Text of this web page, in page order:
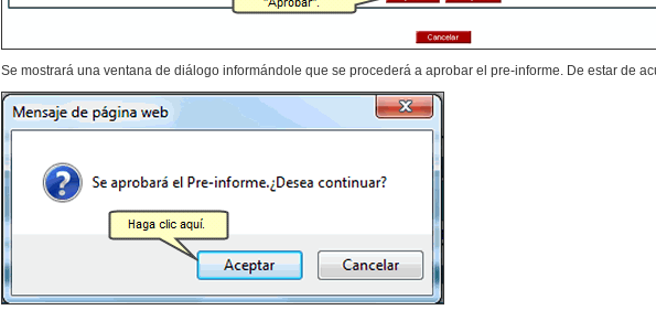
Se mostrará una ventana de diálogo informándole que se procederá a aprobar el pre-informe. De estar de